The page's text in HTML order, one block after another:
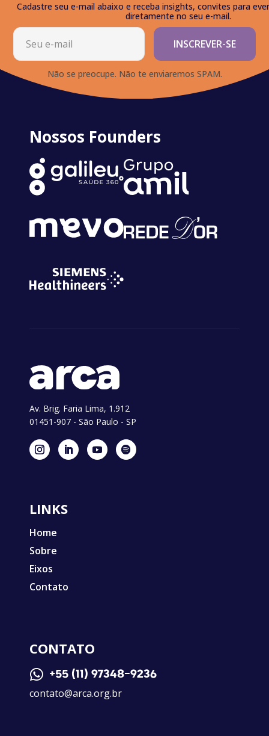
Cadastre seu e-mail abaixo e receba insights, convites para
diretamente no seu e-mail.
INSCREVER-SE
Não se preocupe. Não te enviaremos SPAM.
Nossos Founders
Av. Brig. Faria Lima, 1.912
01451-907 - São Paulo - SP
LINKS
Home
Sobre
Eixos
Contato
CONTATO
 +55 (11) 97348-9236
contato@arca.org.br